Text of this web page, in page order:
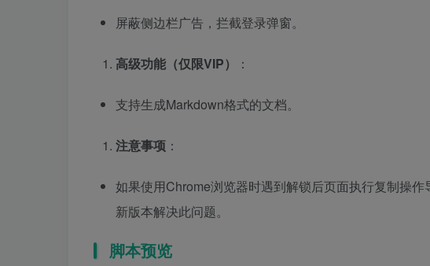
屏蔽侧边栏广告，拦截登录弹窗。
高级功能（仅限VIP） ：
支持生成Markdown格式的文档。
注意事项 ：
如果使用Chrome浏览器时遇到解锁后页面执行复制操
新版本解决此问题。
脚本预览